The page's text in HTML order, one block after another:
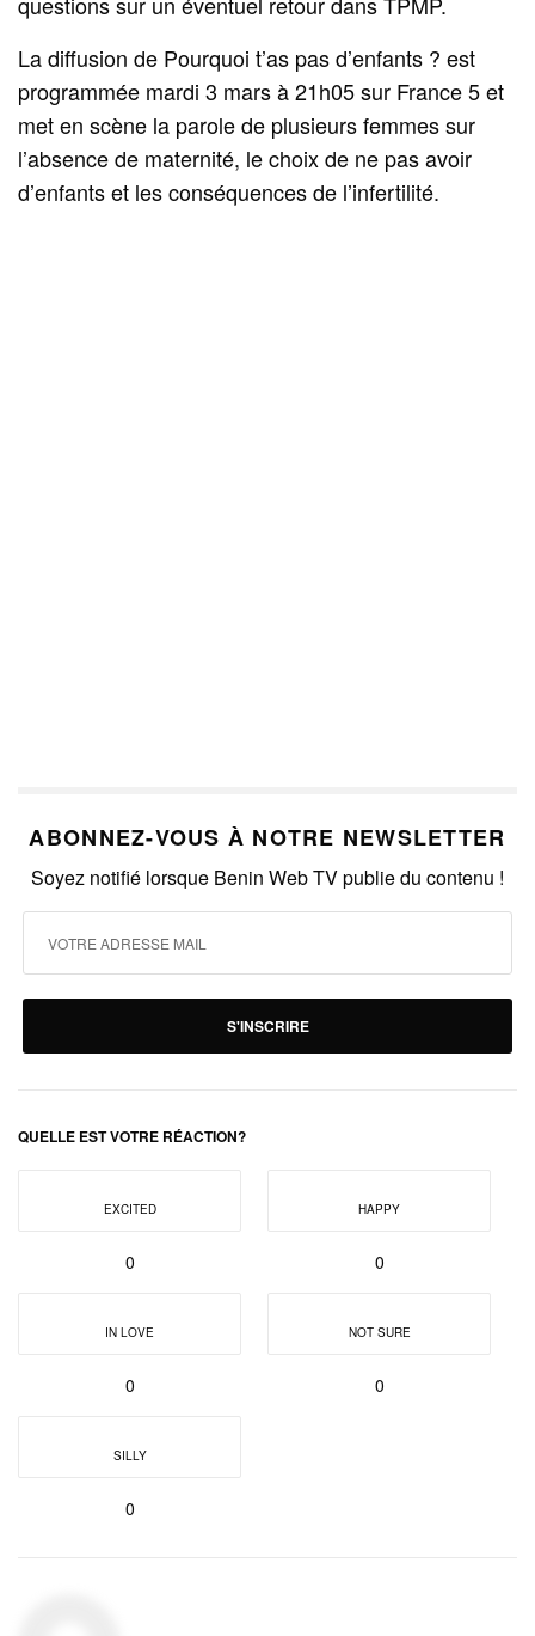
La diffusion de Pourquoi t’as pas d’enfants ? est
programmée mardi 3 mars à 21h05 sur France 5 et
met en scène la parole de plusieurs femmes sur
l’absence de maternité, le choix de ne pas avoir
d’enfants et les conséquences de l’infertilité.
ABONNEZ-VOUS À NOTRE NEWSLETTER
Soyez notifié lorsque Benin Web TV publie du contenu !
S'INSCRIRE
QUELLE EST VOTRE RÉACTION?
EXCITED
0
HAPPY
0
IN LOVE
0
NOT SURE
0
SILLY
0